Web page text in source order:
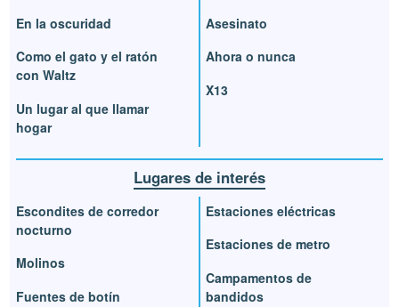
En la oscuridad
Como el gato y el ratón
con Waltz
Un lugar al que llamar
hogar
Asesinato
Ahora o nunca
X13
Lugares de interés
Escondites de corredor
nocturno
Molinos
Fuentes de botín
Estaciones eléctricas
Estaciones de metro
Campamentos de
bandidos